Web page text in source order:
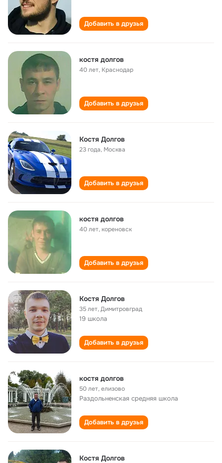
Добавить в друзья
костя долгов
40 лет, Краснодар
Добавить в друзья
Костя Долгов
23 года, Москва
Добавить в друзья
костя долгов
40 лет,кореновск
Добавить в друзья
Костя Долгов
35 лет,Димитровград
19 школа
Добавить в друзья
костя долгов
50 лет,елизово
Раздольненская cредняя школа
Добавить в друзья
Костя Долгов